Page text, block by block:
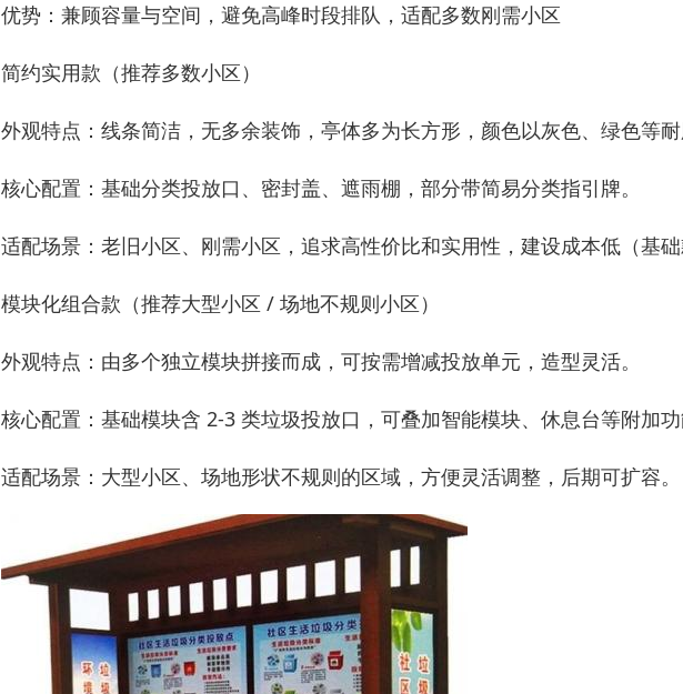
优势：兼顾容量与空间，避免高峰时段排队，适配多数刚需小区
简约实用款（推荐多数小区）
外观特点：线条简洁，无多余装饰，亭体多为长方形，颜色以灰色、绿色等耐
核心配置：基础分类投放口、密封盖、遮雨棚，部分带简易分类指引牌。
适配场景：老旧小区、刚需小区，追求高性价比和实用性，建设成本低（基础
模块化组合款（推荐大型小区 / 场地不规则小区）
外观特点：由多个独立模块拼接而成，可按需增减投放单元，造型灵活。
核心配置：基础模块含 2-3 类垃圾投放口，可叠加智能模块、休息台等附加功
适配场景：大型小区、场地形状不规则的区域，方便灵活调整，后期可扩容。